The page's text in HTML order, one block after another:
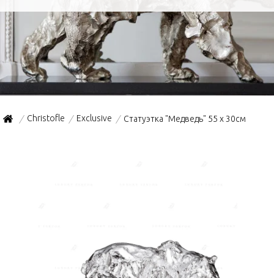
/ Christofle / Exclusive / Статуэтка "Медведь" 55 x 30см